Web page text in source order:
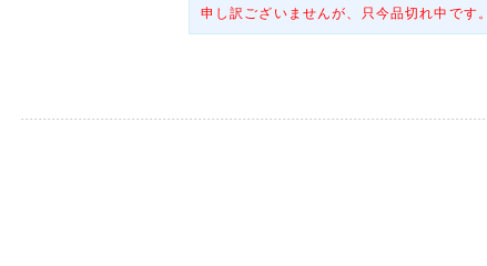
申し訳ございませんが、只今品切れ中です。